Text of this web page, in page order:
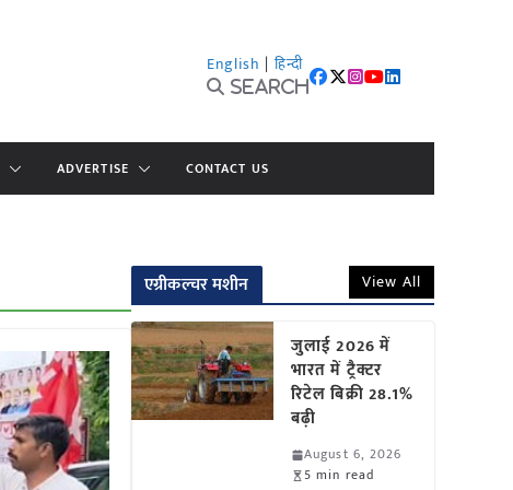
English | हिन्दी
Search
ADVERTISE CONTACT US
एग्रीकल्चर मशीन View All
जुलाई 2026 में
भारत में ट्रैक्टर
रिटेल बिक्री 28.1%
बढ़ी
August 6, 2026
5 min read